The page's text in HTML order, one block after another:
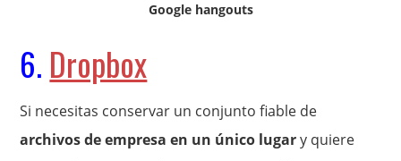
Google hangouts
6. Dropbox
Si necesitas conservar un conjunto fiable de
archivos de empresa en un único lugary quiere